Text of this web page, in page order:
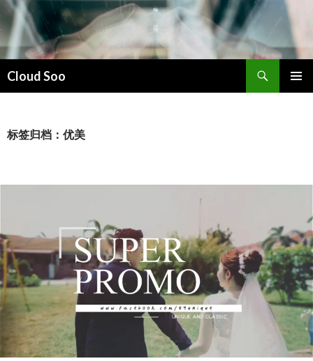
Cloud Soo
索
文
标签归档：优美